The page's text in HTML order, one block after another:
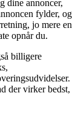
dine annoncer,
fylder, og
jo mere en
opnår du.
billigere
der virker bedst,